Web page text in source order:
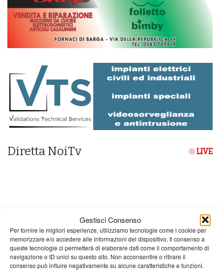
Gestisci Consenso
Per fornire le migliori esperienze, utilizziamo tecnologie come i cookie per
memorizzare e/o accedere alle informazioni del dispositivo. Il consenso a
queste tecnologie ci permetterà di elaborare dati come il comportamento di
navigazione o ID unici su questo sito. Non acconsentire o ritirare il
consenso può influire negativamente su alcune caratteristiche e funzioni.
Diretta NoiTv LIVE